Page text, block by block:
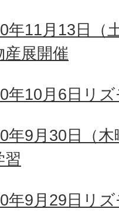
年11月13日（
産展開催
年10月6日リ
年9月30日（
習
年9月29日リ